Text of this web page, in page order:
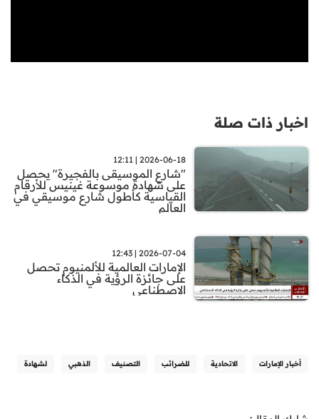
اخبار ذات صلة
2026-06-18 | 12:11
"شارع الموسيقى بالفجيرة" يحصل
على شهادة موسوعة غينيس للأرقام
القياسية كأطول شارع موسيقي في
العالم
2026-07-04 | 12:43
الإمارات العالمية للألمنيوم تحصل
على جائزة الرؤية في الذكاء
الاصطناعي
أخبار الإمارات الاتحادية للضرائب التصنيف الذهبي لشهادة